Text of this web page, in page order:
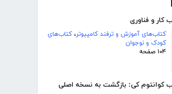
کار و فناوری
کتاب‌های آموزش و ترفند کامپیوتر، کتاب‌های
کودک و نوجوان
۱۰۴ صفحه
کوانتوم کی: بازگشت به نسخه اصلی